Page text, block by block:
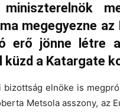
megegyezne
erő jönne létre
küzd a Katargate
elnöke is
Metsola asszony, az